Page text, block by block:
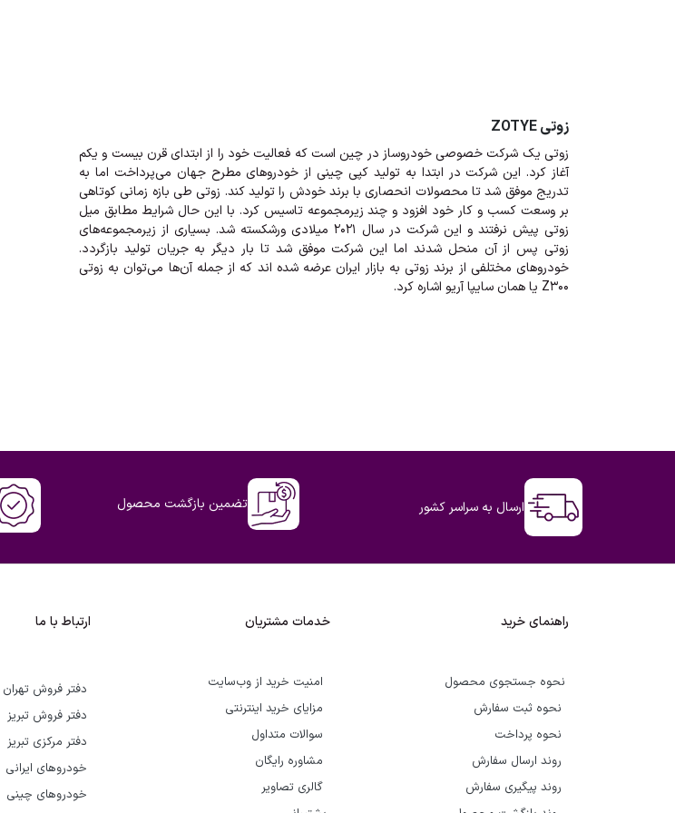
زوتی ZOTYE
زوتی یک شرکت خصوصی خودروساز در چین است که فعالیت خود را از ابتدای قرن بیست و یکم
آغاز کرد. این شرکت در ابتدا به تولید کپی چینی از خودروهای مطرح جهان می‌پرداخت اما به
تدریج موفق شد تا محصولات انحصاری با برند خودش را تولید کند. زوتی طی بازه زمانی کوتاهی
بر وسعت کسب و کار خود افزود و چند زیرمجموعه تاسیس کرد. با این حال شرایط مطابق میل
زوتی پیش نرفتند و این شرکت در سال 2021 میلادی ورشکسته شد. بسیاری از زیرمجموعه‌های
زوتی پس از آن منحل شدند اما این شرکت موفق شد تا بار دیگر به جریان تولید بازگردد.
خودروهای مختلفی از برند زوتی به بازار ایران عرضه شده‌ اند که از جمله آن‌ها می‌توان به زوتی
Z300 یا همان سایپا آریو اشاره کرد.
ارسال به سراسر کشور تضمین بازگشت محصول
راهنمای خرید
نحوه جستجوی محصول
نحوه ثبت سفارش
نحوه پرداخت
روند ارسال سفارش
روند پیگیری سفارش
خدمات مشتریان
امنیت خرید از وب‌سایت
مزایای خرید اینترنتی
سوالات متداول
مشاوره رایگان
گالری تصاویر
ارتباط با ما
دفتر فروش تهران 02125917895
دفتر فروش تبریز 04133135417
دفتر مرکزی تبریز 04135514793
خودروهای ایرانی 09142192212
خودروهای چینی 09359318414